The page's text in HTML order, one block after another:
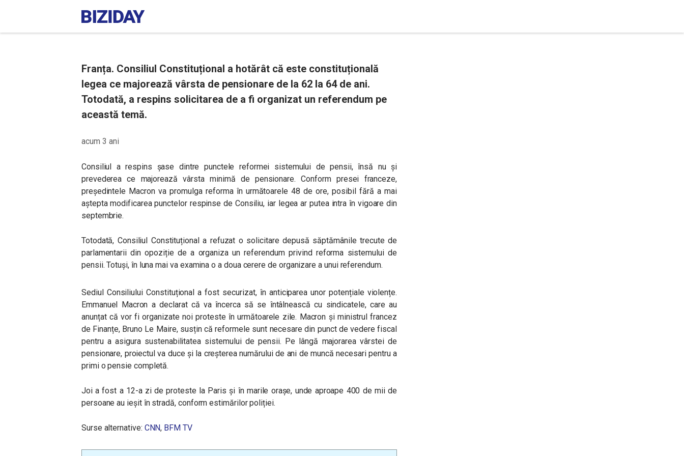
Franța. Consiliul Constituțional a hotărât că este constituțională
legea ce majorează vârsta de pensionare de la 62 la 64 de ani.
Totodată, a respins solicitarea de a fi organizat un referendum pe
această temă.
acum 3 ani
Consiliul a respins șase dintre punctele reformei sistemului de pensii, însă nu și
prevederea ce majorează vârsta minimă de pensionare. Conform presei franceze,
președintele Macron va promulga reforma în următoarele 48 de ore, posibil fără a mai
aștepta modificarea punctelor respinse de Consiliu, iar legea ar putea intra în vigoare din
septembrie.
Totodată, Consiliul Constituțional a refuzat o solicitare depusă săptămânile trecute de
parlamentarii din opoziție de a organiza un referendum privind reforma sistemului de
pensii. Totuși, în luna mai va examina o a doua cerere de organizare a unui referendum.
Sediul Consiliului Constituțional a fost securizat, în anticiparea unor potențiale violențe.
Emmanuel Macron a declarat că va încerca să se întâlnească cu sindicatele, care au
anunțat că vor fi organizate noi proteste în următoarele zile. Macron și ministrul francez
de Finanțe, Bruno Le Maire, susțin că reformele sunt necesare din punct de vedere fiscal
pentru a asigura sustenabilitatea sistemului de pensii. Pe lângă majorarea vârstei de
pensionare, proiectul va duce și la creșterea numărului de ani de muncă necesari pentru a
primi o pensie completă.
Joi a fost a 12-a zi de proteste la Paris și în marile orașe, unde aproape 400 de mii de
persoane au ieșit în stradă, conform estimărilor poliției.
Surse alternative: CNN, BFM TV